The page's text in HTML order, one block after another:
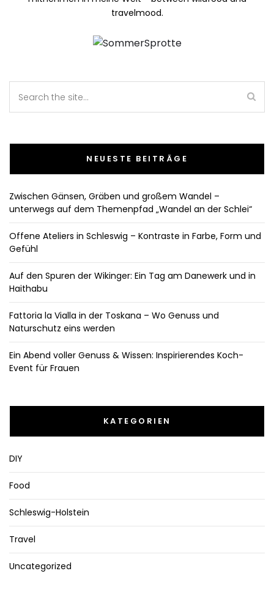
travelmood.
NEUESTE BEITRÄGE
Zwischen Gänsen, Gräben und großem Wandel –
unterwegs auf dem Themenpfad „Wandel an der Schlei“
Offene Ateliers in Schleswig – Kontraste in Farbe, Form und
Gefühl
Auf den Spuren der Wikinger: Ein Tag am Danewerk und in
Haithabu
Fattoria la Vialla in der Toskana – Wo Genuss und
Naturschutz eins werden
Ein Abend voller Genuss & Wissen: Inspirierendes Koch-
Event für Frauen
KATEGORIEN
DIY
Food
Schleswig-Holstein
Travel
Uncategorized